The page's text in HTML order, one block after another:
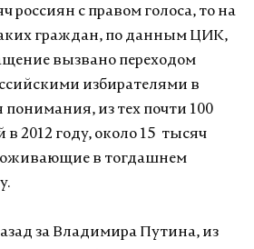
россиян с правом голоса, то на
граждан, по данным ЦИК,
вызвано переходом
избирателями в
понимания, из тех почти 100
в 2012 году, около 15 тысяч
в тогдашнем
за Владимира Путина, из